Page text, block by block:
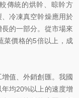
傳統的烘幹、晾幹方
冷凍真空幹燥應用於
的一部分。從市場來
菜價格的5倍以上，成
值、外銷創匯。我國
均20%以上的速度增